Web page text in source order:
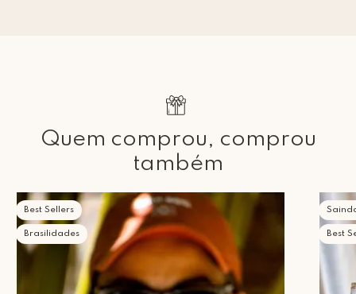
Quem comprou, comprou
também
Best Sellers
Brasilidades Best